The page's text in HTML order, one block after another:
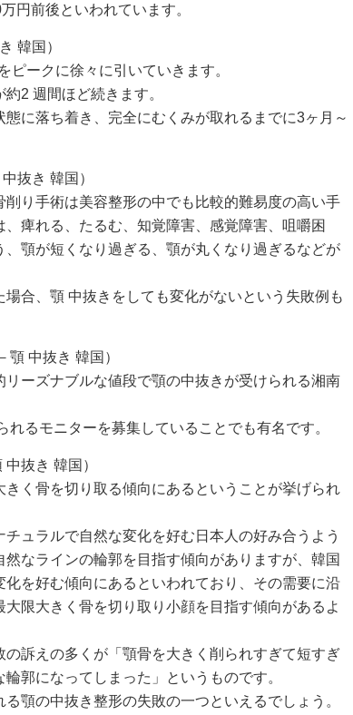
円前後といわれています。
韓国）
ピークに徐々に引いていきます。
2 週間ほど続きます。
に落ち着き、完全にむくみが取れるまでに3ヶ月～
抜き 韓国）
り手術は美容整形の中でも比較的難易度の高い手
痺れる、たるむ、知覚障害、感覚障害、咀嚼困
顎が短くなり過ぎる、顎が丸くなり過ぎるなどが
合、顎 中抜きをしても変化がないという失敗例も
中抜き 韓国）
ーズナブルな値段で顎の中抜きが受けられる湘南
るモニターを募集していることでも有名です。
抜き 韓国）
く骨を切り取る傾向にあるということが挙げられ
ュラルで自然な変化を好む日本人の好み合うよう
なラインの輪郭を目指す傾向がありますが、韓国
化を好む傾向にあるといわれており、その需要に沿
限大きく骨を切り取り小顔を目指す傾向があるよ
訴えの多くが「顎骨を大きく削られすぎて短すぎ
郭になってしまった」というものです。
顎の中抜き整形の失敗の一つといえるでしょう。